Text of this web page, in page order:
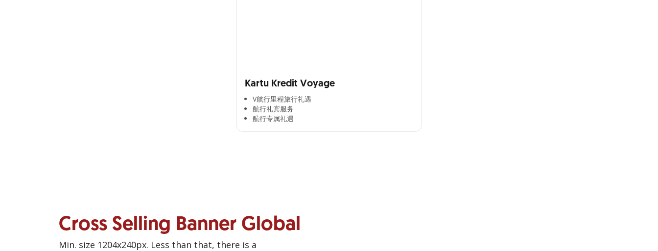
Kartu Kredit Voyage
V航行里程旅行礼遇
航行礼宾服务
航行专属礼遇
Cross Selling Banner Global
Min. size 1204x240px. Less than that, there is a